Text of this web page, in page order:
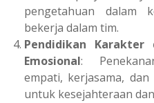
pengetahuan dalam
bekerja dalam tim.
Pendidikan Karakter
Emosional:
empati, kerjasama,
untuk kesejahteraan